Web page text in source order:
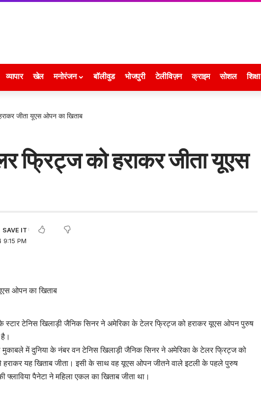
व्यापार खेल मनोरंजन बॉलीवुड भोजपुरी टेलीविज़न क्राइम सोशल शिक्षा
जीता यूएस ओपन का खिताब
फ्रिट्ज को हराकर जीता यूएस
9:15 PM
स्टार टेनिस खिलाड़ी जैनिक सिनर ने अमेरिका के टेलर फ्रिट्ज को हराकर यूएस ओपन पुरुष
मुकाबले में दुनिया के नंबर वन टेनिस खिलाड़ी जैनिक सिनर ने अमेरिका के टेलर फ्रिट्ज को
हराकर यह खिताब जीता। इसी के साथ वह यूएस ओपन जीतने वाले इटली के पहले पुरुष
फ्लाविया पैनेटा ने महिला एकल का खिताब जीता था।